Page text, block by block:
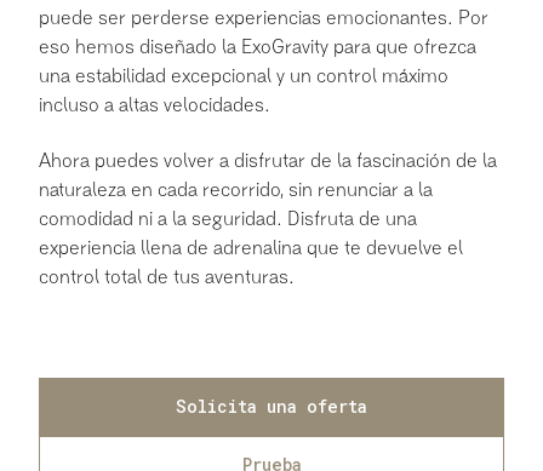
puede ser perderse experiencias emocionantes. Por
eso hemos diseñado la ExoGravity para que ofrezca
una estabilidad excepcional y un control máximo
incluso a altas velocidades.
Ahora puedes volver a disfrutar de la fascinación de la
naturaleza en cada recorrido, sin renunciar a la
comodidad ni a la seguridad. Disfruta de una
experiencia llena de adrenalina que te devuelve el
control total de tus aventuras.
Solicita una oferta
Prueba